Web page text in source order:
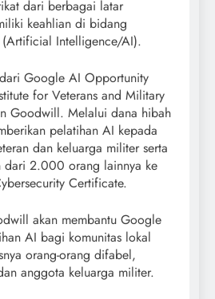
dari berbagai latar
keahlian di bidang
(Artificial Intelligence/AI).
Google AI Opportunity
for Veterans and Military
Goodwill. Melalui dana hibah
pelatihan AI kepada
dan keluarga militer serta
dari 2.000 orang lainnya ke
Certificate.
akan membantu Google
AI bagi komunitas lokal
orang-orang difabel,
anggota keluarga militer.